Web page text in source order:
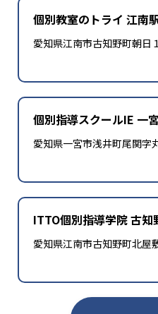
個別教室のトライ 江南
愛知県江南市古知野町朝日
個別指導スクールIE 一
愛知県一宮市浅井町尾関字
ITTO個別指導学院 古知
愛知県江南市古知野町北屋